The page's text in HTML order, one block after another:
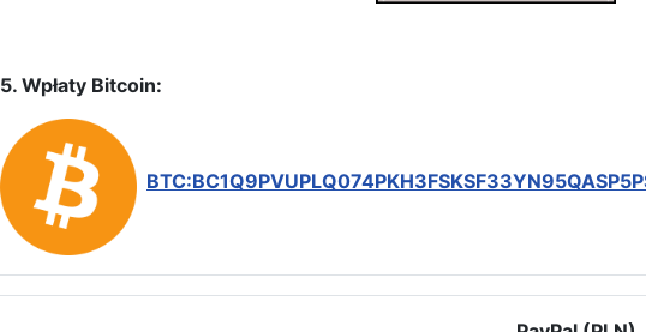
5. Wpłaty Bitcoin: